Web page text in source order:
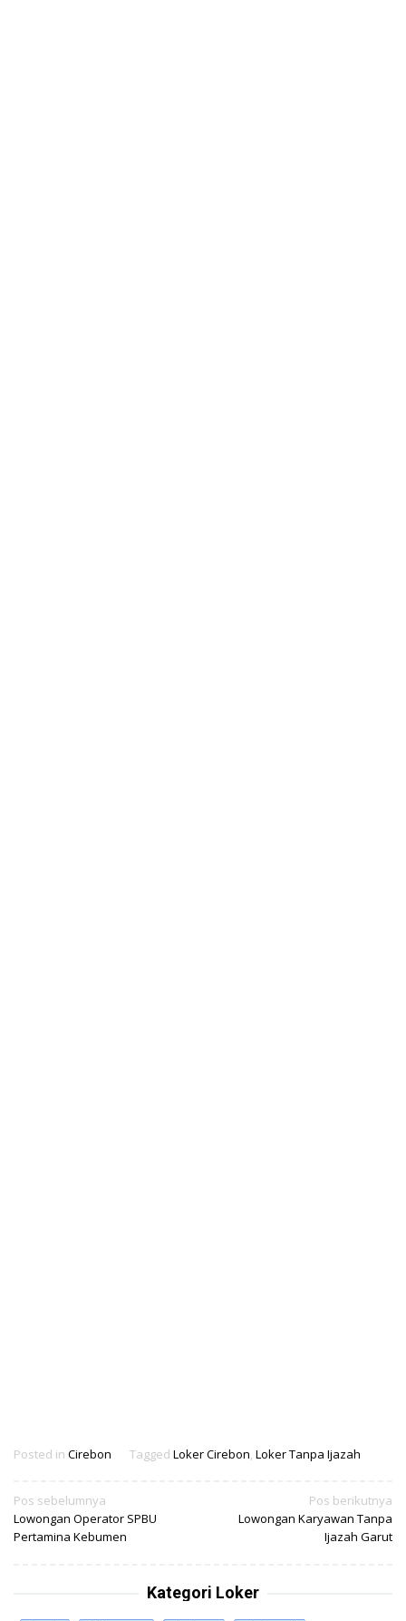
Posted in Cirebon Tagged Loker Cirebon Loker Tanpa Ijazah
Navigasi
pos
Pos sebelumnya
Lowongan Operator SPBU
Pertamina Kebumen
Pos berikutnya
Lowongan Karyawan Tanpa
Ijazah Garut
Kategori Loker